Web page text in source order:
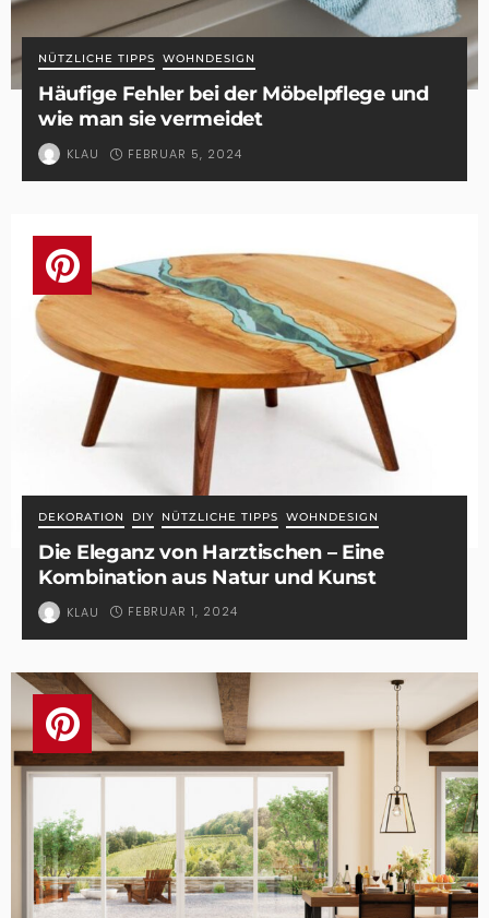
NÜTZLICHE TIPPS WOHNDESIGN
Häufige Fehler bei der Möbelpflege und
wie man sie vermeidet
KLAU FEBRUAR 5, 2024
DEKORATION DIY NÜTZLICHE TIPPS WOHNDESIGN
Die Eleganz von Harztischen – Eine
Kombination aus Natur und Kunst
KLAU FEBRUAR 1, 2024